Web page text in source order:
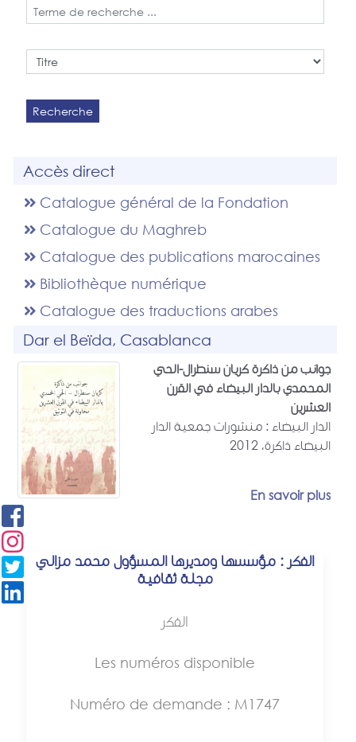
Recherche
Accès direct
Catalogue général de la Fondation
Catalogue du Maghreb
Catalogue des publications marocaines
Bibliothèque numérique
Catalogue des traductions arabes
Dar el Beïda, Casablanca
جوانب من ذاكرة كريان سنطرال-الحي
المحمدي بالدار البيضاء في القرن
العشرين
الدار البيضاء : منشورات جمعية الدار
البيضاء ذاكرة، 2012
En savoir plus
الفكر : مؤسسها ومديرها المسؤول محمد مزالي
مجلة ثقافية
الفكر
Les numéros disponible
Numéro de demande : M1747